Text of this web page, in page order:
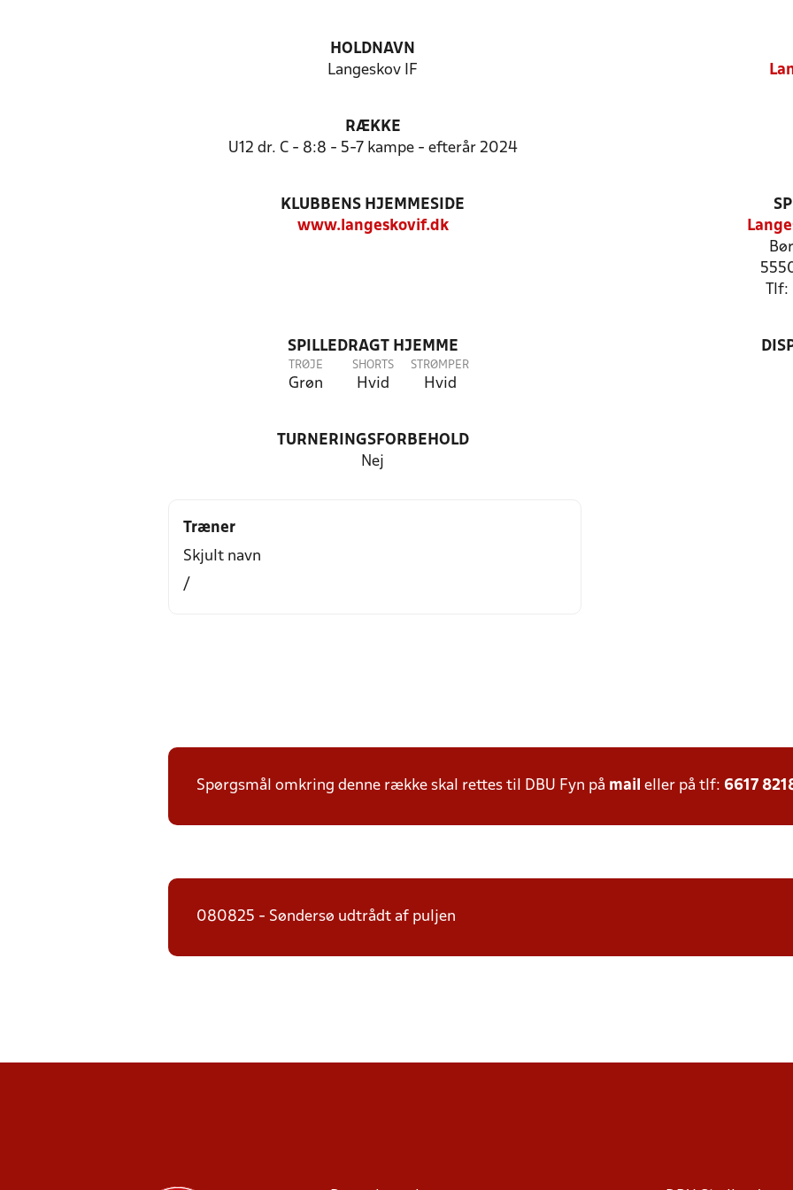
HOLDNAVN
Langeskov IF
RÆKKE
U12 dr. C - 8:8 - 5-7 kampe - efterår 2024
KLUBBENS HJEMMESIDE
www.langeskovif.dk
SPILLEDRAGT HJEMME
TRØJE
Grøn
SHORTS
Hvid
STRØMPER
Hvid
TURNERINGSFORBEHOLD
Nej
Træner
Skjult navn
/
Spørgsmål omkring denne række skal rettes til DBU Fyn på mail eller på tlf: 6617
080825 - Søndersø udtrådt af puljen